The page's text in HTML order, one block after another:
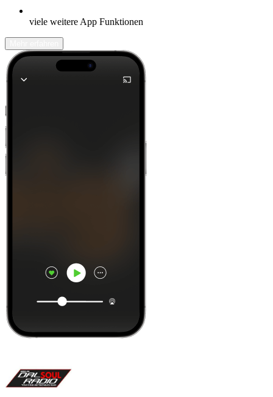
viele weitere App Funktionen